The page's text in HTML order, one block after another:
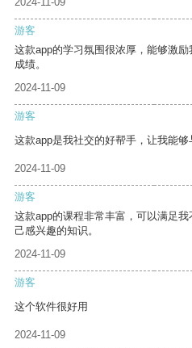
游客
这款app的学习氛围很浓厚，能够激
成绩。
2024-11-09
游客
这款app是我社交的好帮手，让我能够
2024-11-09
游客
这款app的课程非常丰富，可以满足
己感兴趣的知识。
2024-11-09
游客
这个软件很好用
2024-11-09